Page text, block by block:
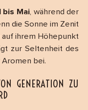
bis Mai, während der
die Sonne im Zenit
ihrem Höhepunkt
zur Seltenheit des
bei.
GENERATION ZU